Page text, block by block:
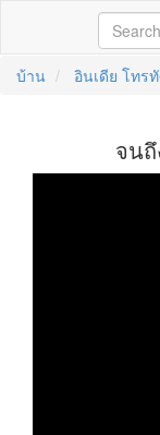
บ้าน อินเดีย โทร
จน